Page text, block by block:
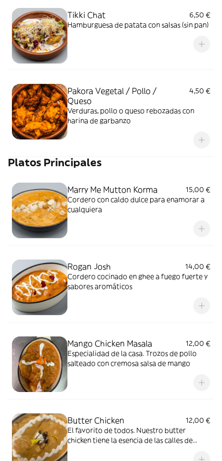
Tikki Chat
6,50 €
Hamburguesa de patata con salsas (sin pan)
Pakora Vegetal / Pollo /
Queso
4,50 €
Verduras, pollo o queso rebozadas con
harina de garbanzo
Platos Principales
Marry Me Mutton Korma
15,00 €
Cordero con caldo dulce para enamorar a
cualquiera
Rogan Josh
14,00 €
Cordero cocinado en ghee a fuego fuerte y
sabores aromáticos
Mango Chicken Masala
12,00 €
Especialidad de la casa. Trozos de pollo
salteado con cremosa salsa de mango
Butter Chicken
12,00 €
El favorito de todos. Nuestro butter
chicken tiene la esencia de las calles de